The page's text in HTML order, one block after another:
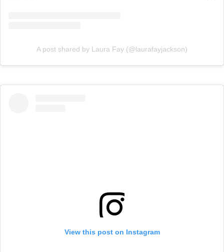
A post shared by Laura Fay (@laurafayjackson)
View this post on Instagram